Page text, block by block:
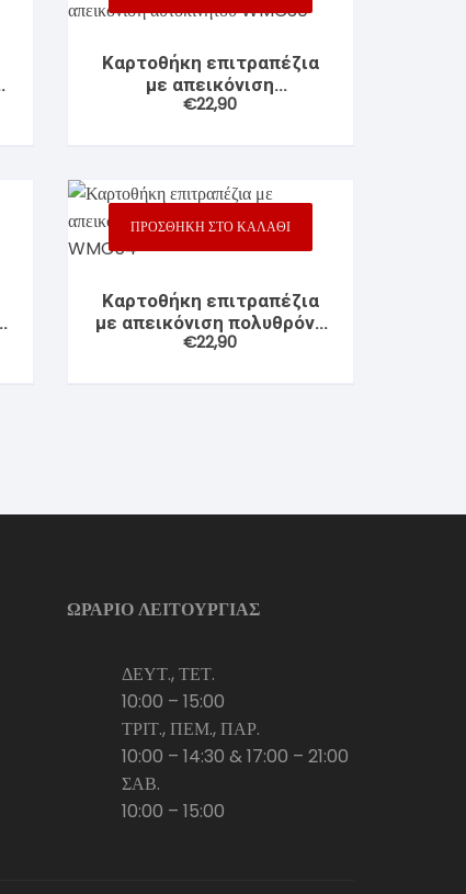
Καρτοθήκη επιτραπέζια
με απεικόνιση
αυτοκινήτου WMC30
€22,90
ΠΡΟΣΘΉΚΗ ΣΤΟ ΚΑΛΆΘΙ
Καρτοθήκη επιτραπέζια
με απεικόνιση πολυθρόνα
ψυχολ. WMC54
€22,90
ΩΡΑΡΙΟ ΛΕΙΤΟΥΡΓΙΑΣ
ΔΕΥΤ., ΤΕΤ.
10:00 – 15:00
ΤΡΙΤ., ΠΕΜ., ΠΑΡ.
10:00 – 14:30 & 17:00 – 21:00
ΣΑΒ.
10:00 – 15:00